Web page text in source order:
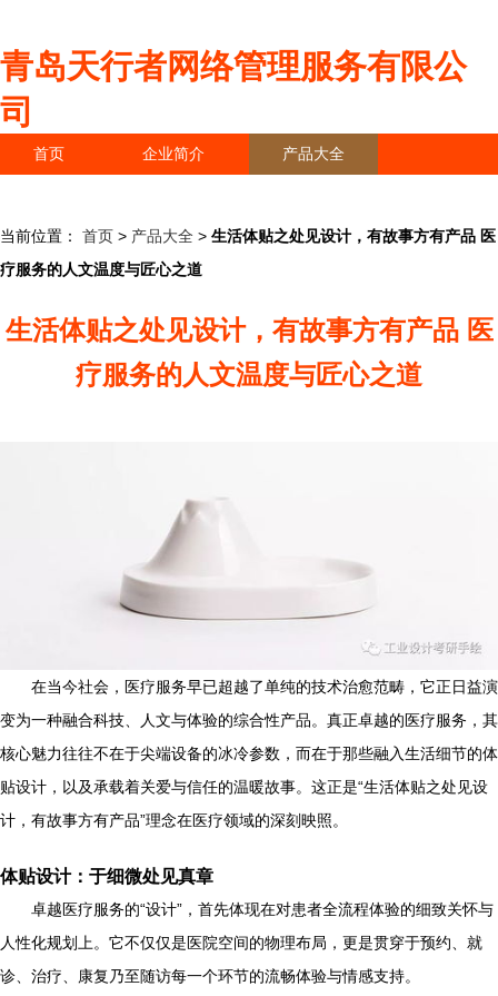
青岛天行者网络管理服务有限公
司
首页 企业简介 产品大全
当前位置： 首页 > 产品大全 > 生活体贴之处见设计，有故事方有产品 医
疗服务的人文温度与匠心之道
生活体贴之处见设计，有故事方有产品 医
疗服务的人文温度与匠心之道
在当今社会，医疗服务早已超越了单纯的技术治愈范畴，它正日益演
变为一种融合科技、人文与体验的综合性产品。真正卓越的医疗服务，其
核心魅力往往不在于尖端设备的冰冷参数，而在于那些融入生活细节的体
贴设计，以及承载着关爱与信任的温暖故事。这正是“生活体贴之处见设
计，有故事方有产品”理念在医疗领域的深刻映照。
体贴设计：于细微处见真章
卓越医疗服务的“设计”，首先体现在对患者全流程体验的细致关怀与
人性化规划上。它不仅仅是医院空间的物理布局，更是贯穿于预约、就
诊、治疗、康复乃至随访每一个环节的流畅体验与情感支持。